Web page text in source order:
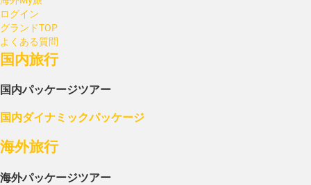
ログイン
グランドTOP
よくある質問
国内旅行
国内パッケージツアー
国内ダイナミックパッケージ
海外旅行
海外パッケージツアー